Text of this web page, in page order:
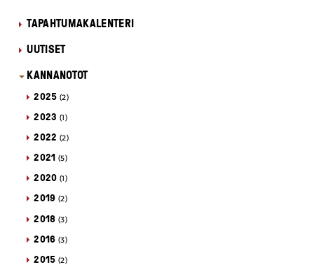
TAPAHTUMAKALENTERI
UUTISET
KANNANOTOT
2025 (2)
2023 (1)
2022 (2)
2021 (5)
2020 (1)
2019 (2)
2018 (3)
2016 (3)
2015 (2)